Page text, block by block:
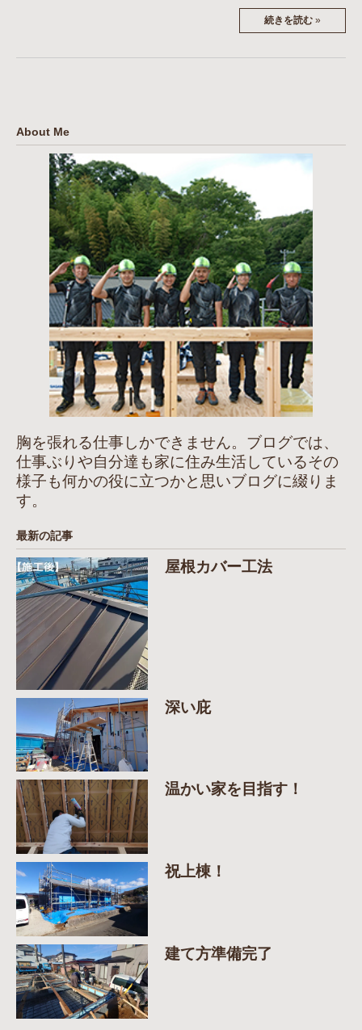
続きを読む »
About Me
胸を張れる仕事しかできません。ブログでは、
仕事ぶりや自分達も家に住み生活しているその
様子も何かの役に立つかと思いブログに綴りま
す。
最新の記事
屋根カバー工法
深い庇
温かい家を目指す！
祝上棟！
建て方準備完了